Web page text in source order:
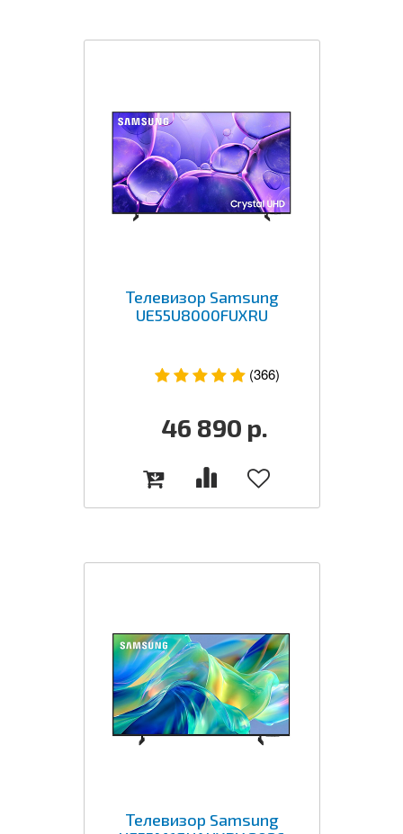
Телевизор Samsung
UE55U8000FUXRU
(366)
46 890 р.
Телевизор Samsung